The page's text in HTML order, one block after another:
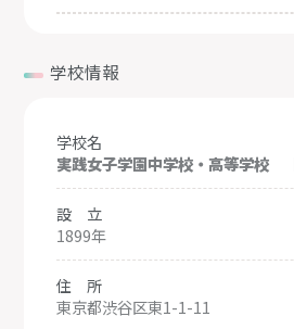
学校情報
学校名
実践女子学園中学校・高等学校
設 立
1899年
住 所
東京都渋谷区東1-1-11